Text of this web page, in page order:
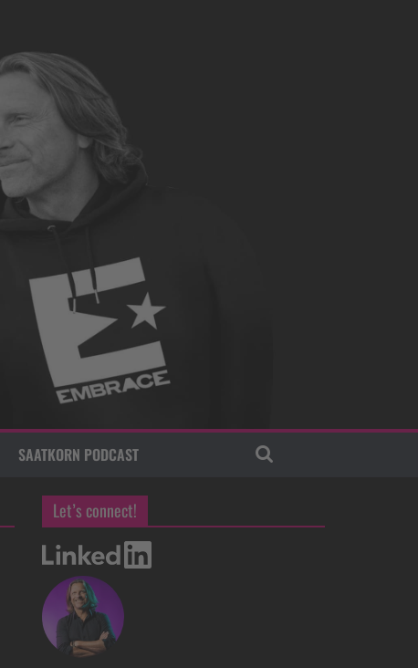
SAATKORN PODCAST
Let’s connect!